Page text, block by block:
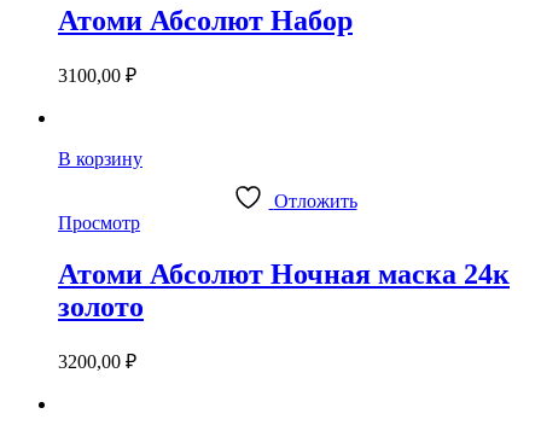
Атоми Абсолют Набор
3100,00 ₽
В корзину
Отложить
Просмотр
Атоми Абсолют Ночная маска 24к
золото
3200,00 ₽